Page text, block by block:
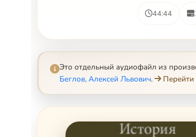
44:44
Это отдельный аудиофайл из
Беглов, Алексей Львович.